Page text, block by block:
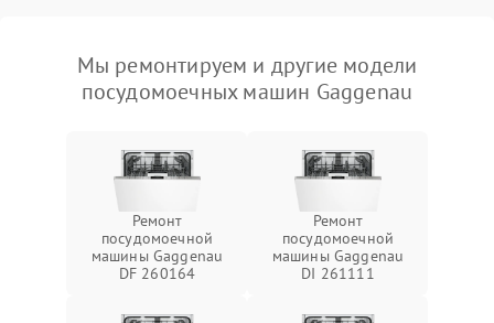
Мы ремонтируем и другие модели
посудомоечных машин Gaggenau
Ремонт
посудомоечной
машины Gaggenau
DF 260164
Ремонт
посудомоечной
машины Gaggenau
DI 261111